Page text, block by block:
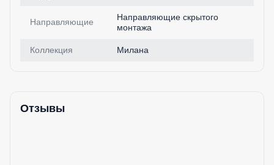
Направляющие
Направляющие скрытого
монтажа
Коллекция Милана
Отзывы